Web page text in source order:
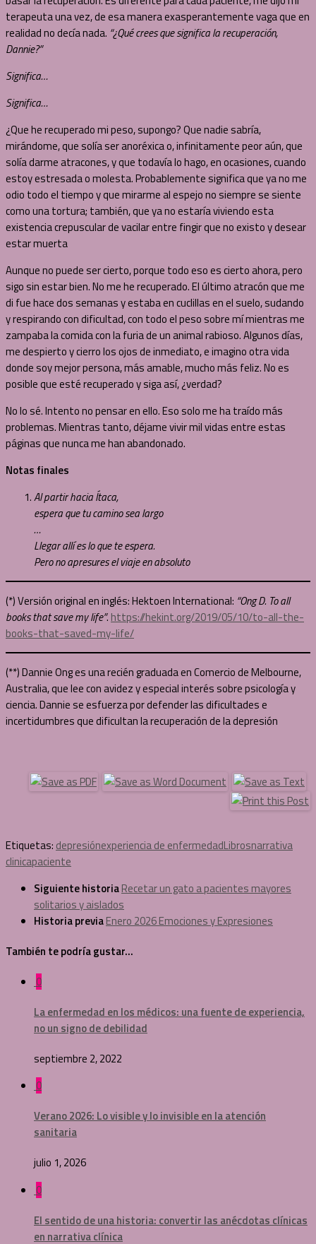
terapeuta una vez, de esa manera exasperantemente vaga que en
realidad no decía nada. “¿Qué crees que significa la recuperación,
Dannie?”
Significa…
Significa…
¿Que he recuperado mi peso, supongo? Que nadie sabría,
mirándome, que solía ser anoréxica o, infinitamente peor aún, que
solía darme atracones, y que todavía lo hago, en ocasiones, cuando
estoy estresada o molesta. Probablemente significa que ya no me
odio todo el tiempo y que mirarme al espejo no siempre se siente
como una tortura; también, que ya no estaría viviendo esta
existencia crepuscular de vacilar entre fingir que no existo y desear
estar muerta
Aunque no puede ser cierto, porque todo eso es cierto ahora, pero
sigo sin estar bien. No me he recuperado. El último atracón que me
di fue hace dos semanas y estaba en cuclillas en el suelo, sudando
y respirando con dificultad, con todo el peso sobre mí mientras me
zampaba la comida con la furia de un animal rabioso. Algunos días,
me despierto y cierro los ojos de inmediato, e imagino otra vida
donde soy mejor persona, más amable, mucho más feliz. No es
posible que esté recuperado y siga así, ¿verdad?
No lo sé. Intento no pensar en ello. Eso solo me ha traído más
problemas. Mientras tanto, déjame vivir mil vidas entre estas
páginas que nunca me han abandonado.
Notas finales
Al partir hacia Ítaca,
espera que tu camino sea largo
…
Llegar allí es lo que te espera.
Pero no apresures el viaje en absoluto
(*) Versión original en inglés: Hektoen International: “Ong D. To all
books that save my life”. https://hekint.org/2019/05/10/to-all-the-
books-that-saved-my-life/
(**) Dannie Ong es una recién graduada en Comercio de Melbourne,
Australia, que lee con avidez y especial interés sobre psicología y
ciencia. Dannie se esfuerza por defender las dificultades e
incertidumbres que dificultan la recuperación de la depresión
Etiquetas: depresiónexperiencia de enfermedadLibrosnarrativa
clinicapaciente
Siguiente historiaRecetar un gato a pacientes mayores
solitarios y aislados
Historia previaEnero 2026 Emociones y Expresiones
También te podría gustar...
0
La enfermedad en los médicos: una fuente de experiencia,
no un signo de debilidad
septiembre 2, 2022
0
Verano 2026: Lo visible y lo invisible en la atención
sanitaria
julio 1, 2026
0
El sentido de una historia: convertir las anécdotas clínicas
en narrativa clínica